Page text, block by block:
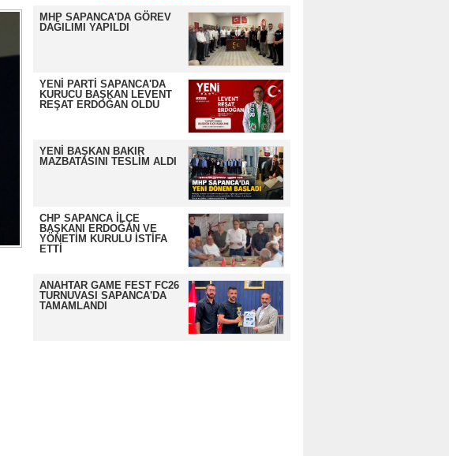
MHP SAPANCA'DA GÖREV
DAĞILIMI YAPILDI
YENİ PARTİ SAPANCA'DA
KURUCU BAŞKAN LEVENT
REŞAT ERDOĞAN OLDU
YENİ BAŞKAN BAKIR
MAZBATASINI TESLİM ALDI
CHP SAPANCA İLÇE
BAŞKANI ERDOĞAN VE
YÖNETİM KURULU İSTİFA
ETTİ
ANAHTAR GAME FEST FC26
TURNUVASI SAPANCA'DA
TAMAMLANDI